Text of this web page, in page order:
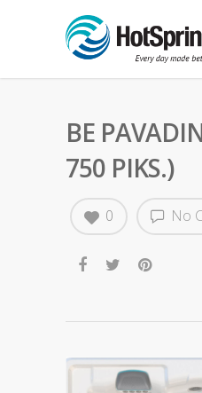
BE
750 PIKS.)
No
0